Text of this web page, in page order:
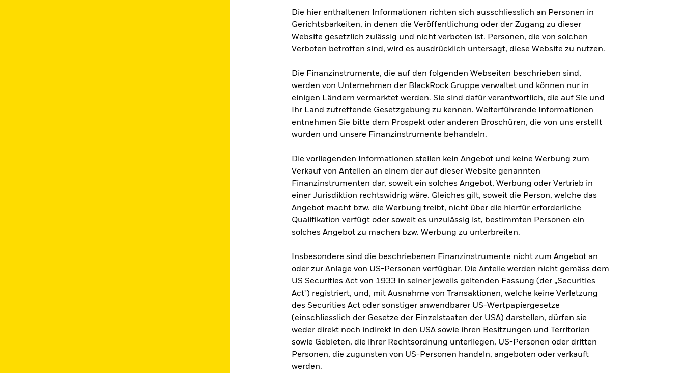
Die hier enthaltenen Informationen richten sich ausschliesslich an Personen in
Gerichtsbarkeiten, in denen die Veröffentlichung oder der Zugang zu dieser
Website gesetzlich zulässig und nicht verboten ist. Personen, die von solchen
Verboten betroffen sind, wird es ausdrücklich untersagt, diese Website zu nutzen.
Die Finanzinstrumente, die auf den folgenden Webseiten beschrieben sind,
werden von Unternehmen der BlackRock Gruppe verwaltet und können nur in
einigen Ländern vermarktet werden. Sie sind dafür verantwortlich, die auf Sie und
Ihr Land zutreffende Gesetzgebung zu kennen. Weiterführende Informationen
entnehmen Sie bitte dem Prospekt oder anderen Broschüren, die von uns erstellt
wurden und unsere Finanzinstrumente behandeln.
Die vorliegenden Informationen stellen kein Angebot und keine Werbung zum
Verkauf von Anteilen an einem der auf dieser Website genannten
Finanzinstrumenten dar, soweit ein solches Angebot, Werbung oder Vertrieb in
einer Jurisdiktion rechtswidrig wäre. Gleiches gilt, soweit die Person, welche das
Angebot macht bzw. die Werbung treibt, nicht über die hierfür erforderliche
Qualifikation verfügt oder soweit es unzulässig ist, bestimmten Personen ein
solches Angebot zu machen bzw. Werbung zu unterbreiten.
Insbesondere sind die beschriebenen Finanzinstrumente nicht zum Angebot an
oder zur Anlage von US-Personen verfügbar. Die Anteile werden nicht gemäss dem
US Securities Act von 1933 in seiner jeweils geltenden Fassung (der „Securities
Act") registriert, und, mit Ausnahme von Transaktionen, welche keine Verletzung
des Securities Act oder sonstiger anwendbarer US-Wertpapiergesetze
(einschliesslich der Gesetze der Einzelstaaten der USA) darstellen, dürfen sie
weder direkt noch indirekt in den USA sowie ihren Besitzungen und Territorien
sowie Gebieten, die ihrer Rechtsordnung unterliegen, US-Personen oder dritten
Personen, die zugunsten von US-Personen handeln, angeboten oder verkauft
werden.